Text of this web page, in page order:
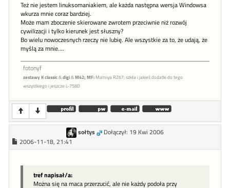
Też nie jestem linuksomaniakiem, ale każda następna wersja Windowsa
wkurza mnie coraz bardziej.
Może mam zboczenie skierowane zwrotem przeciwnie niż rozwój
cywilizacji i tylko kierunek jest słuszny?
Bo wielu nowoczesnych rzeczy nie lubię. Ale wszystkie za to, że udają, że
myślą za mnie....
fotonyf
zestawy K classic&digi&M42; MF:Mamiya RZ67; szkła i jakieś dodatki do tego
wszystkiego i jeszcze L-758D
sołtys
Dołączył: 19 Kwi 2006
2006-11-18, 21:41
tref napisał/a:
Można się na maca przerzucić, ale nie każdy podoła przy